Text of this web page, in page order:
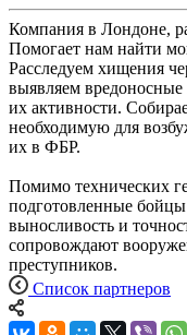
Компания в Лондоне,
Помогает нам найти
Расследуем хищения
выявляем
их активности.
необходимую для
их в ФБР.
Помимо технических
подготовленные
выносливость и
сопровождают
преступников.
Список партнеров